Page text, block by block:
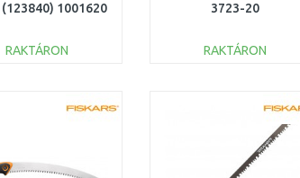
(123840) 1001620
RAKTÁRON
Összehasonlítás
3723-20
RAKTÁRON
Összehasonlítás